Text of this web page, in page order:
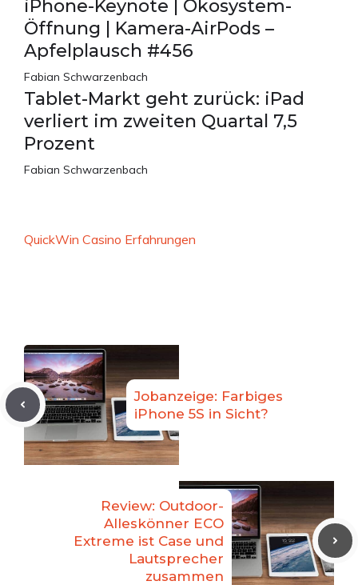
iPhone-Keynote | Ökosystem-
Öffnung | Kamera-AirPods –
Apfelplausch #456
Fabian Schwarzenbach
Tablet-Markt geht zurück: iPad
verliert im zweiten Quartal 7,5
Prozent
Fabian Schwarzenbach
QuickWin Casino Erfahrungen
Jobanzeige: Farbiges
iPhone 5S in Sicht?
Review: Outdoor-
Alleskönner ECO
Extreme ist Case und
Lautsprecher
zusammen